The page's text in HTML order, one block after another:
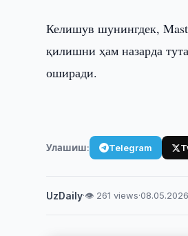
Келишув шунингдек,
қилишни ҳам назарда
оширади.
Улашиш: Telegram
UzDaily·👁 261 views·08.05.2026